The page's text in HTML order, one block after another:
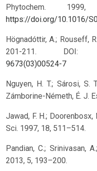
Phytochem.
https://doi.org/10.1016/
Högnadóttir, A.; Rouseff,
201-211.
9673(03)00524-7
Nguyen, H. T.; Sárosi, S.
Zámborine-Németh, É. J.
Jawad, F. H.; Doorenbosx,
Sci. 1997, 18, 511–514.
Pandian, C.; Srinivasan,
2013, 5, 193–200.